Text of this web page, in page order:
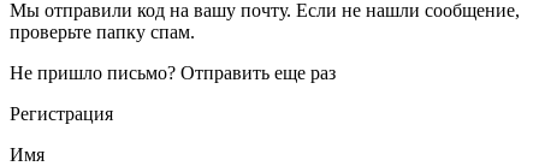
Мы отправили код на вашу почту. Если не нашли сообщение,
проверьте папку спам.
Не пришло письмо? Отправить еще раз
Регистрация
Имя